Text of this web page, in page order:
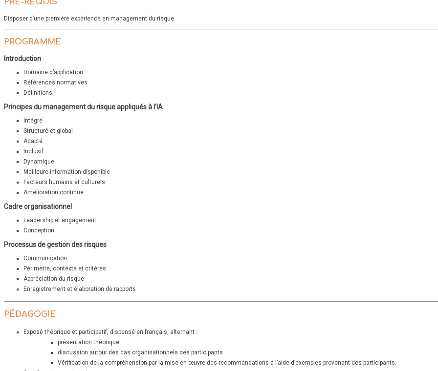
PRÉ-REQUIS
Disposer d’une première expérience en management du risque
PROGRAMME
Introduction
Domaine d’application
Références normatives
Définitions
Principes du management du risque appliqués à l’IA
Intégré
Structuré et global
Adapté
Inclusif
Dynamique
Meilleure information disponible
Facteurs humains et culturels
Amélioration continue
Cadre organisationnel
Leadership et engagement
Conception
Processus de gestion des risques
Communication
Périmètre, contexte et critères
Appréciation du risque
Enregistrement et élaboration de rapports
PÉDAGOGIE
Exposé théorique et participatif, dispensé en français, alternant :
présentation théorique
discussion autour des cas organisationnels des participants
Vérification de la compréhension par la mise en œuvre des recommandations à l’aide d’exemples provenant des participants.